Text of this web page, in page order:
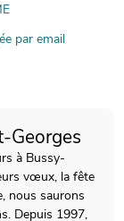
par email
Georges
à Bussy-
vœux, la fête
nous saurons
Depuis 1997,